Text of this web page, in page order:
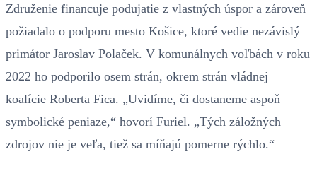
Združenie financuje podujatie z vlastných úspor a zároveň
požiadalo o podporu mesto Košice, ktoré vedie nezávislý
primátor Jaroslav Polaček. V komunálnych voľbách v roku
2022 ho podporilo osem strán, okrem strán vládnej
koalície Roberta Fica. „Uvidíme, či dostaneme aspoň
symbolické peniaze,“ hovorí Furiel. „Tých záložných
zdrojov nie je veľa, tiež sa míňajú pomerne rýchlo.“